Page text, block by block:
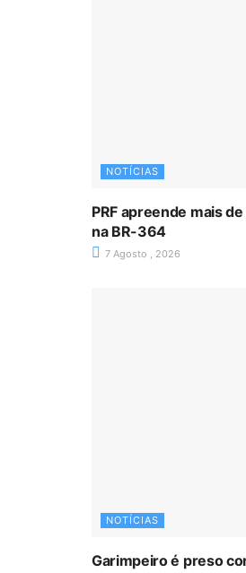
NOTÍCIAS
PRF apreende mais
na BR-364
7 Agosto , 2026
NOTÍCIAS
Garimpeiro é preso